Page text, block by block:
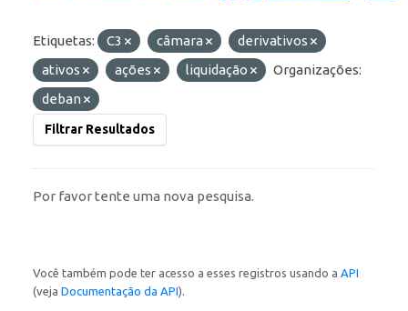
Etiquetas: C3 câmara
derivativos
ativos
ações liquidação
Organizações:
deban
Filtrar Resultados
Por favor tente uma nova pesquisa.
Você também pode ter acesso a esses registros usando a API
(veja Documentação da API).